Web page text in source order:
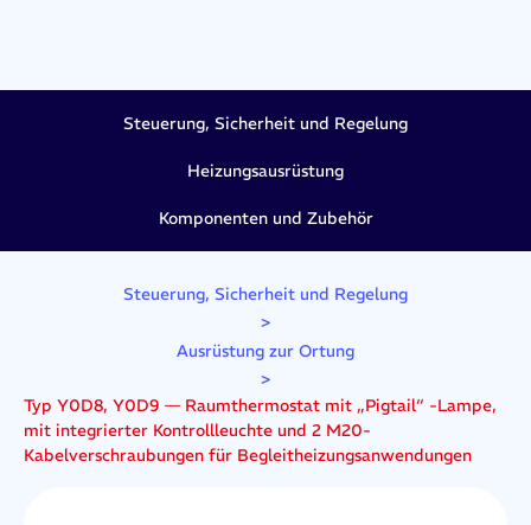
Steuerung, Sicherheit und Regelung
Heizungsausrüstung
Komponenten und Zubehör
Steuerung, Sicherheit und Regelung
>
Ausrüstung zur Ortung
>
Typ Y0D8, Y0D9 — Raumthermostat mit „Pigtail“ -Lampe,
mit integrierter Kontrollleuchte und 2 M20-
Kabelverschraubungen für Begleitheizungsanwendungen